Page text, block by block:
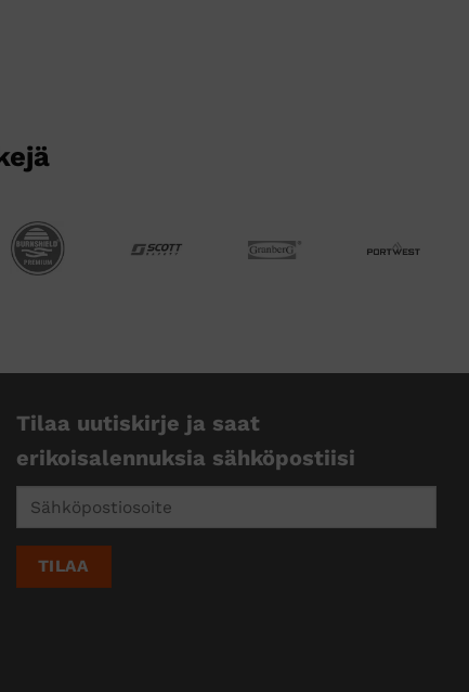
Tilaa uutiskirje ja saat
erikoisalennuksia sähköpostiisi